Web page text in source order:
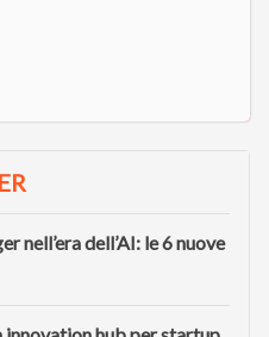
nell’era dell’AI: le 6 nuove